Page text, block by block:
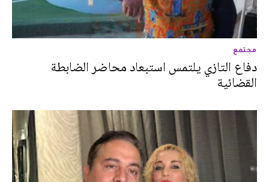
مجتمع
دفاع التازي يلتمس استبعاد محاضر الضابطة
القضائية